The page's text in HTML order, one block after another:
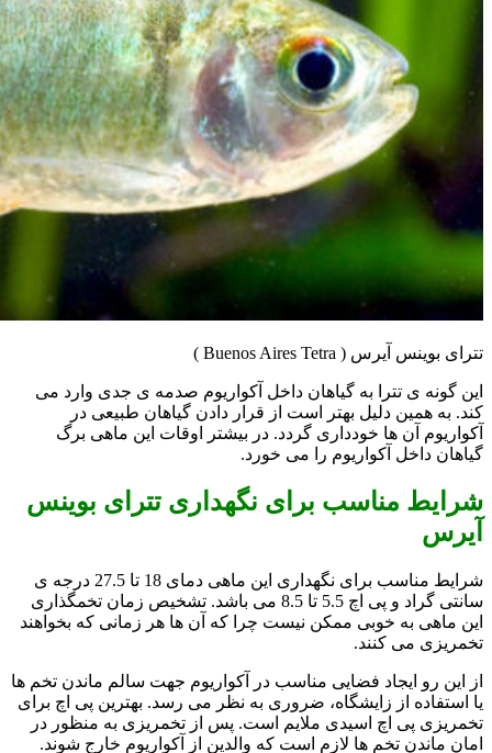
تترای بوینس آیرس ( Buenos Aires Tetra )
این گونه ی تترا به گیاهان داخل آکواریوم صدمه ی جدی وارد می
کند. به همین دلیل بهتر است از قرار دادن گیاهان طبیعی در
آکواریوم آن ها خودداری گردد. در بیشتر اوقات این ماهی برگ
گیاهان داخل آکواریوم را می خورد.
شرایط مناسب برای نگهداری تترای بوینس
آیرس
شرایط مناسب برای نگهداری این ماهی دمای 18 تا 27.5 درجه ی
سانتی گراد و پی اچ 5.5 تا 8.5 می باشد. تشخیص زمان تخمگذاری
این ماهی به خوبی ممکن نیست چرا که آن ها هر زمانی که بخواهند
تخمریزی می کنند.
از این رو ایجاد فضایی مناسب در آکواریوم جهت سالم ماندن تخم ها
یا استفاده از زایشگاه، ضروری به نظر می رسد. بهترین پی اچ برای
تخمریزی پی اچ اسیدی ملایم است. پس از تخمریزی به منظور در
امان ماندن تخم ها لازم است که والدین از آکواریوم خارج شوند.